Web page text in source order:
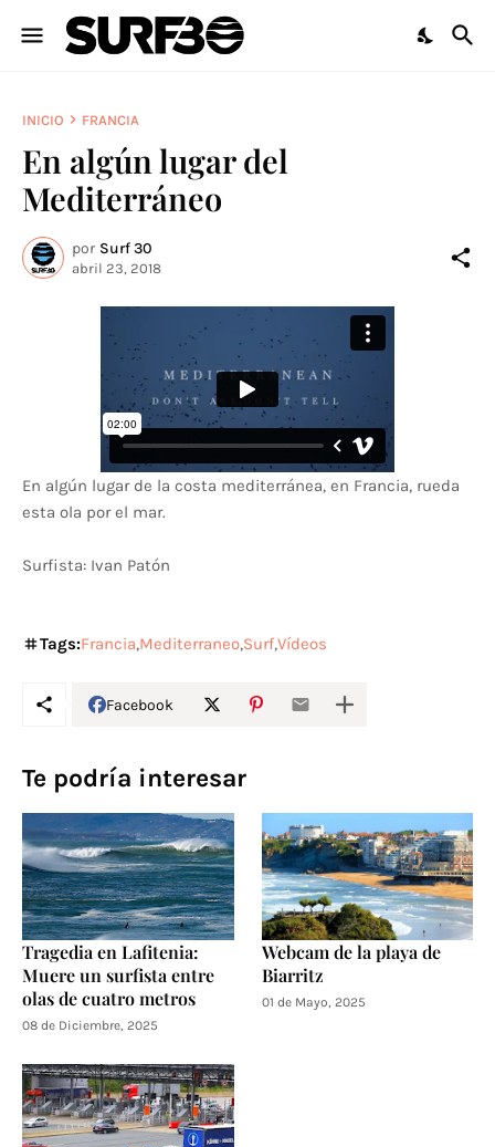
INICIO FRANCIA
En algún lugar del
Mediterráneo
por Surf 30
abril 23, 2018
En algún lugar de la costa mediterránea, en Francia, rueda
esta ola por el mar.
Surfista: Ivan Patón
Tags:Francia Mediterraneo SurfVídeos
Facebook
Te podría interesar
Tragedia en Lafitenia:
Muere un surfista entre
olas de cuatro metros
08 de Diciembre, 2025
Webcam de la playa de
Biarritz
01 de Mayo, 2025